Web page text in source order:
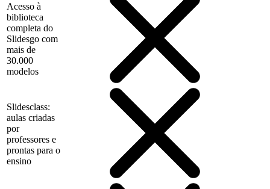
Acesso à
biblioteca
completa do
Slidesgo com
mais de
30.000
modelos
Slidesclass:
aulas criadas
por
professores e
prontas para o
ensino